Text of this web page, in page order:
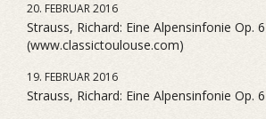
20. FEBRUAR 2016
Strauss, Richard: Eine Alpensinfonie Op.
(www.classictoulouse.com)
19. FEBRUAR 2016
Strauss, Richard: Eine Alpensinfonie Op.